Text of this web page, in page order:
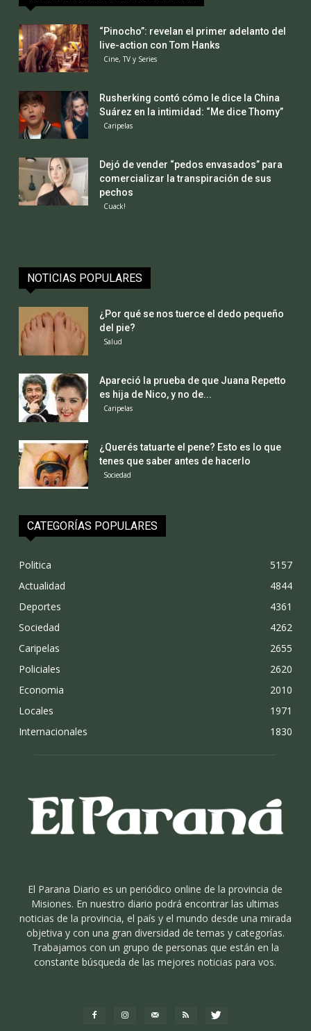
“Pinocho”: revelan el primer adelanto del
live-action con Tom Hanks
Cine, TV y Series
Rusherking contó cómo le dice la China
Suárez en la intimidad: “Me dice Thomy”
Caripelas
Dejó de vender “pedos envasados” para
comercializar la transpiración de sus
pechos
Cuack!
NOTICIAS POPULARES
¿Por qué se nos tuerce el dedo pequeño
del pie?
Salud
Apareció la prueba de que Juana Repetto
es hija de Nico, y no de...
Caripelas
¿Querés tatuarte el pene? Esto es lo que
tenes que saber antes de hacerlo
Sociedad
CATEGORÍAS POPULARES
Politica
5157
Actualidad
4844
Deportes
4361
Sociedad
4262
Caripelas
2655
Policiales
2620
Economia
2010
Locales
1971
Internacionales
1830
El Parana Diario es un periódico online de la provincia de
Misiones. En nuestro diario podrá encontrar las ultimas
noticias de la provincia, el país y el mundo desde una mirada
objetiva y con una gran diversidad de temas y categorías.
Trabajamos con un grupo de personas que están en la
constante búsqueda de las mejores noticias para vos.